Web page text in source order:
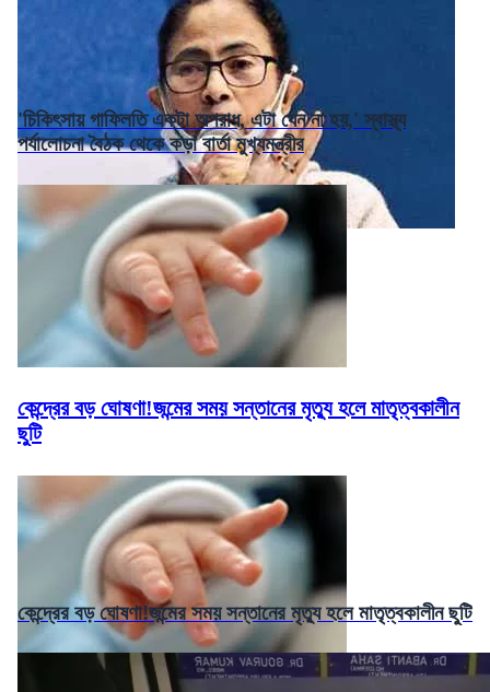
'চিকিৎসায় গাফিলতি একটা অপরাধ, এটা যেন না হয়,' স্বাস্থ্য
পর্যালোচনা বৈঠক থেকে কড়া বার্তা মুখ্যমন্ত্রীর
কেন্দ্রের বড় ঘোষণা!জন্মের সময় সন্তানের মৃত্যু হলে মাতৃত্বকালীন
ছুটি
কেন্দ্রের বড় ঘোষণা!জন্মের সময় সন্তানের মৃত্যু হলে মাতৃত্বকালীন ছুটি